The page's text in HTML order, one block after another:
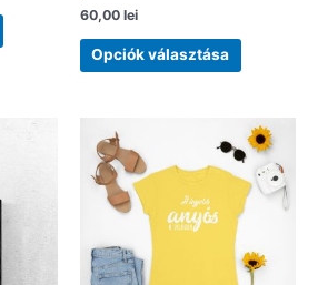
Ennek
a
termékoldalon
választhatók
60,00 lei
Opciók választása
Ennek
a
több
variációja
van.
A
változatok